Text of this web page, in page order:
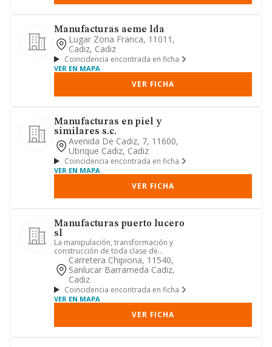
Manufacturas aeme lda
Lugar Zona Franca, 11011,
Cadiz, Cadiz
Coincidencia encontrada en ficha
VER EN MAPA
VER FICHA
Manufacturas en piel y
similares s.c.
Avenida De Cadiz, 7, 11600,
Ubrique Cadiz, Cadiz
Coincidencia encontrada en ficha
VER EN MAPA
VER FICHA
Manufacturas puerto lucero
sl
La manipulación, transformación y
construcción de toda clase de
estructuras metálicas. reciclaje de...
Carretera Chipiona, 11540,
Sanlucar Barrameda Cadiz,
Cadiz
Coincidencia encontrada en ficha
VER EN MAPA
VER FICHA